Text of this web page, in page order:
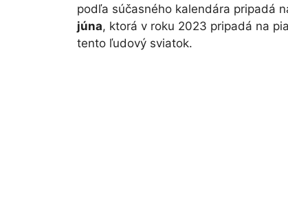
podľa súčasného kalendára pripadá
júna, ktorá v roku 2023 pripadá na
tento ľudový sviatok.